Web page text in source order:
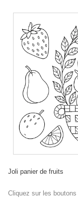
Joli panier de fruits
Cliquez sur les